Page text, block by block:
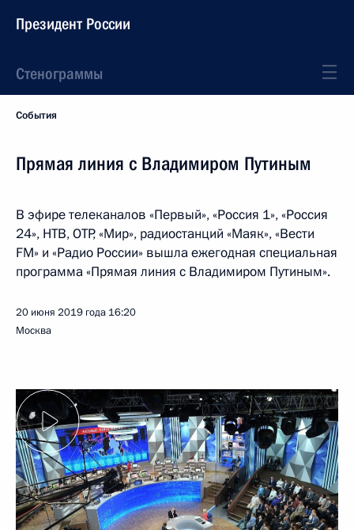
Президент России
Стенограммы
События
Прямая линия с Владимиром Путиным
В эфире телеканалов «Первый», «Россия 1», «Россия
24», НТВ, ОТР, «Мир», радиостанций «Маяк», «Вести
FM» и «Радио России» вышла ежегодная специальная
программа «Прямая линия с Владимиром Путиным».
20 июня 2019 года 16:20
Москва